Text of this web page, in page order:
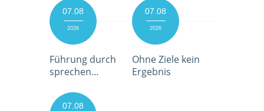
07.08
2026
Führung durch
sprechen…
07.08
2026
Ohne Ziele kein
Ergebnis
07.08